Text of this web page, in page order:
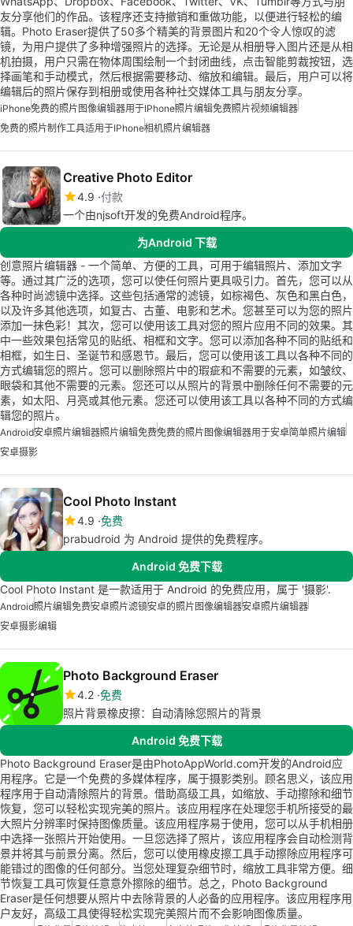
友分享他们的作品。该程序还支持撤销和重做功能，以便进行轻松的编
辑。Photo Eraser提供了50多个精美的背景图片和20个令人惊叹的滤
镜，为用户提供了多种增强照片的选择。无论是从相册导入图片还是从相
机拍摄，用户只需在物体周围绘制一个封闭曲线，点击智能剪裁按钮，选
择画笔和手动模式，然后根据需要移动、缩放和编辑。最后，用户可以将
编辑后的照片保存到相册或使用各种社交媒体工具与朋友分享。
iPhone免费的照片图像编辑器用于iPhone照片编辑免费照片视频编辑器
免费的照片制作工具适用于iPhone相机照片编辑器
Creative Photo Editor
4.9 付款
一个由njsoft开发的免费Android程序。
为Android 下载
创意照片编辑器 - 一个简单、方便的工具，可用于编辑照片、添加文字
等。通过其广泛的选项，您可以使任何照片更具吸引力。首先，您可以从
各种时尚滤镜中选择。这些包括通常的滤镜，如棕褐色、灰色和黑白色，
以及许多其他选项，如复古、古董、电影和艺术。您甚至可以为您的照片
添加一抹色彩！其次，您可以使用该工具对您的照片应用不同的效果。其
中一些效果包括常见的贴纸、相框和文字。您可以添加各种不同的贴纸和
相框，如生日、圣诞节和感恩节。最后，您可以使用该工具以各种不同的
方式编辑您的照片。您可以删除照片中的瑕疵和不需要的元素，如皱纹、
眼袋和其他不需要的元素。您还可以从照片的背景中删除任何不需要的元
素，如太阳、月亮或其他元素。您还可以使用该工具以各种不同的方式编
辑您的照片。
Android安卓照片编辑器照片编辑免费免费的照片图像编辑器用于安卓简单照片编辑
安卓摄影
Cool Photo Instant
4.9 免费
prabudroid 为 Android 提供的免费程序。
Android 免费下载
Cool Photo Instant 是一款适用于 Android 的免费应用，属于 '摄影'.
Android照片编辑免费安卓照片滤镜安卓的照片图像编辑器安卓照片编辑器
安卓摄影编辑
Photo Background Eraser
4.2 免费
照片背景橡皮擦：自动清除您照片的背景
Android 免费下载
Photo Background Eraser是由PhotoAppWorld.com开发的Android应
用程序。它是一个免费的多媒体程序，属于摄影类别。顾名思义，该应用
程序用于自动清除照片的背景。借助高级工具，如缩放、手动擦除和细节
恢复，您可以轻松实现完美的照片。该应用程序在处理您手机所接受的最
大照片分辨率时保持图像质量。该应用程序易于使用，您可以从手机相册
中选择一张照片开始使用。一旦您选择了照片，该应用程序会自动检测背
景并将其与前景分离。然后，您可以使用橡皮擦工具手动擦除应用程序可
能错过的图像的任何部分。当您处理复杂细节时，缩放工具非常方便。细
节恢复工具可恢复任意意外擦除的细节。总之，Photo Background
Eraser是任何想要从照片中去除背景的人必备的应用程序。该应用程序用
户友好，高级工具使得轻松实现完美照片而不会影响图像质量。